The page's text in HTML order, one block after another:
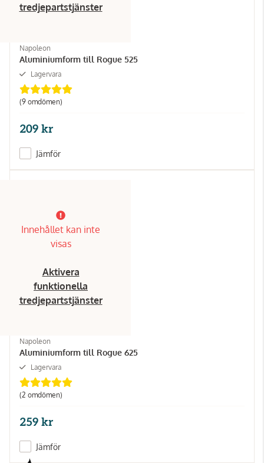
tredjepartstjänster
Napoleon
Aluminiumform till Rogue 525
Lagervara
(9 omdömen)
209 kr
Jämför
Innehållet kan inte
visas
Aktivera
funktionella
tredjepartstjänster
Napoleon
Aluminiumform till Rogue 625
Lagervara
(2 omdömen)
259 kr
Jämför